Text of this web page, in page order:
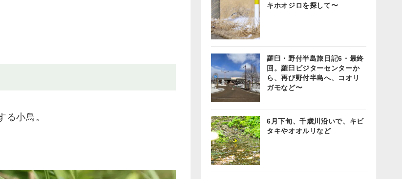
小鳥。
キホオジロを探して〜
羅臼・野付半島旅日記6・最終
回。羅臼ビジターセンターか
ら、再び野付半島へ、コオリ
ガモなど〜
6月下旬、千歳川沿いで、キビ
タキやオオルリなど